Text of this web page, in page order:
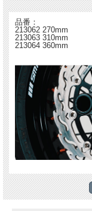
品番：
213062 270mm
213063 310mm
213064 360mm